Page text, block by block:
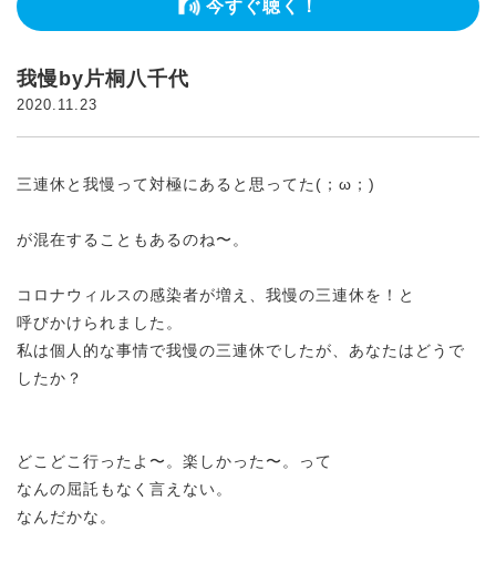
今すぐ聴く！
我慢by片桐八千代
2020.11.23
三連休と我慢って対極にあると思ってた(；ω；)
が混在することもあるのね〜。
コロナウィルスの感染者が増え、我慢の三連休を！と
呼びかけられました。
私は個人的な事情で我慢の三連休でしたが、あなたはどうで
したか？
どこどこ行ったよ〜。楽しかった〜。って
なんの屈託もなく言えない。
なんだかな。